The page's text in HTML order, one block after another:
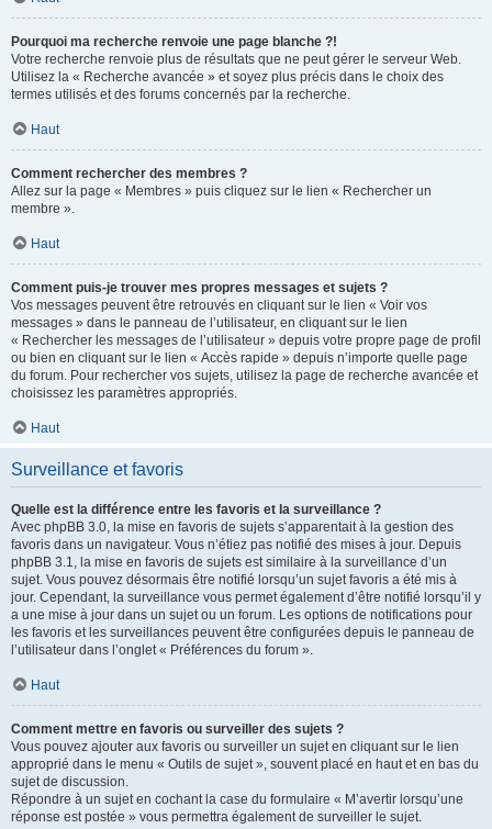
Pourquoi ma recherche renvoie une page blanche ?!
Votre recherche renvoie plus de résultats que ne peut gérer le serveur Web.
Utilisez la « Recherche avancée » et soyez plus précis dans le choix des
termes utilisés et des forums concernés par la recherche.
Haut
Comment rechercher des membres ?
Allez sur la page « Membres » puis cliquez sur le lien « Rechercher un
membre ».
Haut
Comment puis-je trouver mes propres messages et sujets ?
Vos messages peuvent être retrouvés en cliquant sur le lien « Voir vos
messages » dans le panneau de l’utilisateur, en cliquant sur le lien
« Rechercher les messages de l’utilisateur » depuis votre propre page de profil
ou bien en cliquant sur le lien « Accès rapide » depuis n’importe quelle page
du forum. Pour rechercher vos sujets, utilisez la page de recherche avancée et
choisissez les paramètres appropriés.
Haut
Surveillance et favoris
Quelle est la différence entre les favoris et la surveillance ?
Avec phpBB 3.0, la mise en favoris de sujets s’apparentait à la gestion des
favoris dans un navigateur. Vous n’étiez pas notifié des mises à jour. Depuis
phpBB 3.1, la mise en favoris de sujets est similaire à la surveillance d’un
sujet. Vous pouvez désormais être notifié lorsqu’un sujet favoris a été mis à
jour. Cependant, la surveillance vous permet également d’être notifié lorsqu’il y
a une mise à jour dans un sujet ou un forum. Les options de notifications pour
les favoris et les surveillances peuvent être configurées depuis le panneau de
l’utilisateur dans l’onglet « Préférences du forum ».
Haut
Comment mettre en favoris ou surveiller des sujets ?
Vous pouvez ajouter aux favoris ou surveiller un sujet en cliquant sur le lien
approprié dans le menu « Outils de sujet », souvent placé en haut et en bas du
sujet de discussion.
Répondre à un sujet en cochant la case du formulaire « M’avertir lorsqu’une
réponse est postée » vous permettra également de surveiller le sujet.